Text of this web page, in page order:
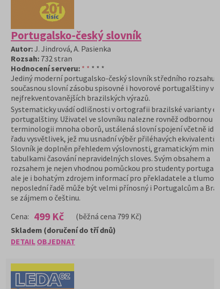
Portugalsko-český slovník
Autor:J. Jindrová, A. Pasienka
Rozsah: 732 stran
Hodnocení serveru: * * * * *
Jediný moderní portugalsko-český slovník středního rozsahu
současnou slovní zásobu spisovné i hovorové portugalštiny
nejfrekventovanějších brazilských výrazů.
Systematicky uvádí odlišnosti v ortografii brazilské varianty
portugalštiny. Uživatel ve slovníku nalezne rovněž odbornou
terminologii mnoha oborů, ustálená slovní spojení včetně
řadu vysvětlivek, jež mu usnadní výběr přiléhavých ekvivalentů.
Slovník je doplněn přehledem výslovnosti, gramatickým
tabulkami časování nepravidelných sloves. Svým obsahem a
rozsahem je nejen vhodnou pomůckou pro studenty
ale je i bohatým zdrojem informací pro překladatele a
neposlední řadě může být velmi přínosný i Portugalcům a
se zájmem o češtinu.
Cena: 499 Kč (běžná cena 799 Kč)
DETAIL OBJEDNAT
Skladem (doručení do tří dnů)